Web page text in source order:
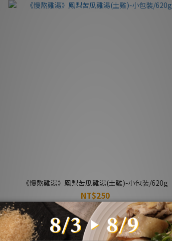
《慢熬雞湯》鳳梨苦瓜雞湯(土雞)-小包裝/620g
NT$250
NT$275